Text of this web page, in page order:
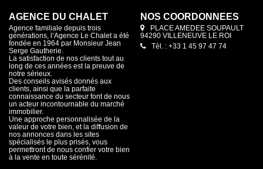
AGENCE DU CHALET
Agence familiale depuis trois
générations, l’Agence Le Chalet a été
fondée en 1964 par Monsieur Jean
Serge Gautherie.
La satisfaction de nos clients tout au
long de ces années est la preuve de
notre sérieux.
Des conseils avisés donnés aux
clients, ainsi que la parfaite
connaissance du secteur font de nous
un acteur incontournable du marché
immobilier.
Une approche personnalisée de la
valeur de votre bien, et la diffusion de
nos annonces dans les sites
spécialisés le plus prisés, vous
permettront de nous confier votre bien
à la vente en toute sérénité.
NOS COORDONNÉES
PLACE AMEDEE SOUPAULT
94290 VILLENEUVE LE ROI
Tél. : +33 1 45 97 47 74